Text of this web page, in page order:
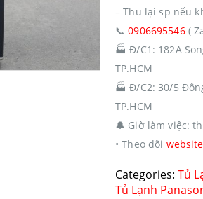
– Thu lại sp nếu
📞 0906695546(
🏭 Đ/C1: 182A
TP.HCM
🏭 Đ/C2: 30/5
TP.HCM
🔔 Giờ làm việc:
• Theo dõi website
Categories: Tủ
Tủ Lạnh